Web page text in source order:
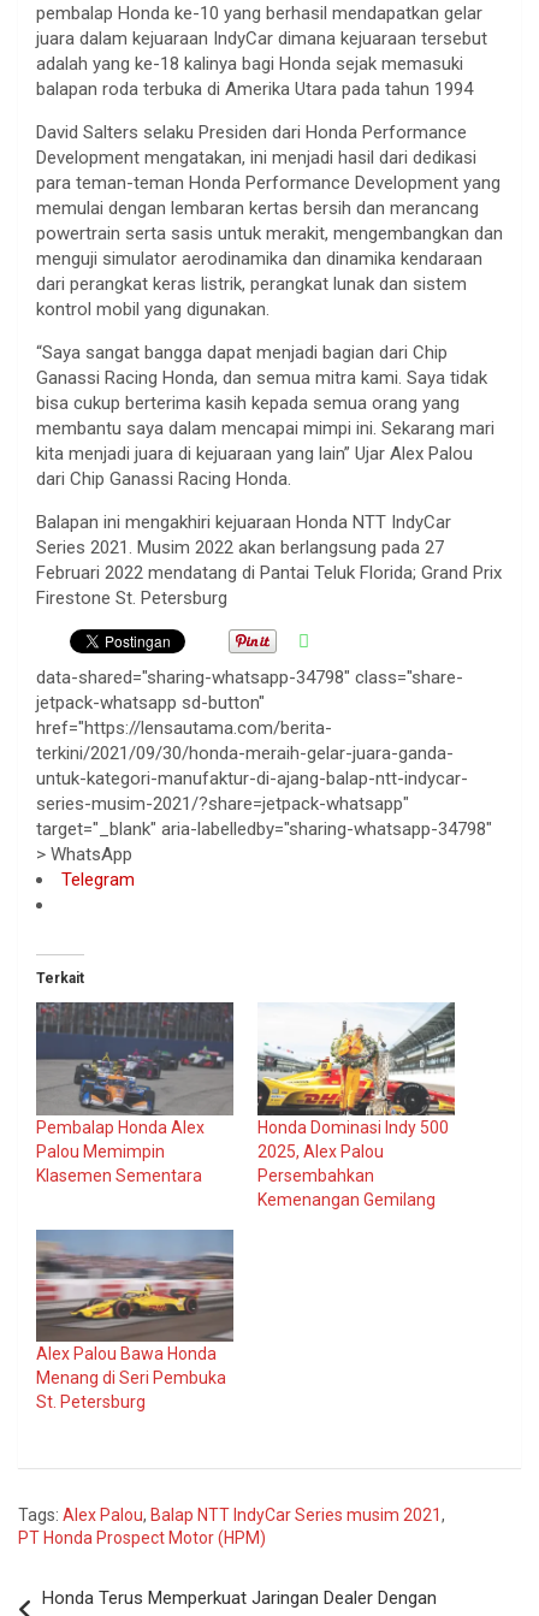
pembalap Honda ke-10 yang berhasil mendapatkan gelar
juara dalam kejuaraan IndyCar dimana kejuaraan tersebut
adalah yang ke-18 kalinya bagi Honda sejak memasuki
balapan roda terbuka di Amerika Utara pada tahun 1994
David Salters selaku Presiden dari Honda Performance
Development mengatakan, ini menjadi hasil dari dedikasi
para teman-teman Honda Performance Development yang
memulai dengan lembaran kertas bersih dan merancang
powertrain serta sasis untuk merakit, mengembangkan dan
menguji simulator aerodinamika dan dinamika kendaraan
dari perangkat keras listrik, perangkat lunak dan sistem
kontrol mobil yang digunakan.
“Saya sangat bangga dapat menjadi bagian dari Chip
Ganassi Racing Honda, dan semua mitra kami. Saya tidak
bisa cukup berterima kasih kepada semua orang yang
membantu saya dalam mencapai mimpi ini. Sekarang mari
kita menjadi juara di kejuaraan yang lain” Ujar Alex Palou
dari Chip Ganassi Racing Honda.
Balapan ini mengakhiri kejuaraan Honda NTT IndyCar
Series 2021. Musim 2022 akan berlangsung pada 27
Februari 2022 mendatang di Pantai Teluk Florida; Grand Prix
Firestone St. Petersburg
data-shared="sharing-whatsapp-34798" class="share-
jetpack-whatsapp sd-button"
href="https://lensautama.com/berita-
terkini/2021/09/30/honda-meraih-gelar-juara-ganda-
untuk-kategori-manufaktur-di-ajang-balap-ntt-indycar-
series-musim-2021/?share=jetpack-whatsapp"
target="_blank" aria-labelledby="sharing-whatsapp-34798"
> WhatsApp
Telegram
Terkait
Pembalap Honda Alex
Palou Memimpin
Klasemen Sementara
Honda Dominasi Indy 500
2025, Alex Palou
Persembahkan
Kemenangan Gemilang
Alex Palou Bawa Honda
Menang di Seri Pembuka
St. Petersburg
Tags: Alex Palou, Balap NTT IndyCar Series musim 2021,
PT Honda Prospect Motor (HPM)
Honda Terus Memperkuat Jaringan Dealer Dengan